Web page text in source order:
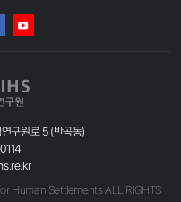
그램
구원로 5 (반곡동)
Human Settlements ALL RIGHTS